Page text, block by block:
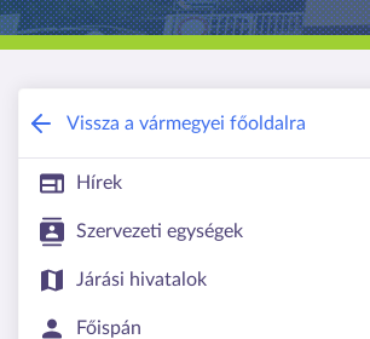
l
m
r
Tolna Vármegyei
Vissza a vármegyei főoldalra
Hírek
Szervezeti egységek
Járási hivatalok
Főispán